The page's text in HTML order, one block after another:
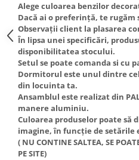
Alege culoarea benzilor
Dacă ai o preferință, te
Observații client la plasarea
În lipsa unei specificări,
disponibilitatea stocului.
Setul se poate comanda si cu
Dormitorul este unul dintre
din locuinta ta.
Ansamblul este realizat din
manere aluminiu.
Culoarea produselor poate să
imagine, în funcție de setările
( NU CONTINE SALTEA, SE
PE SITE)